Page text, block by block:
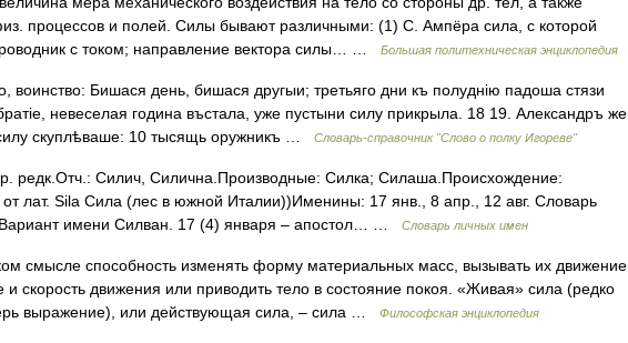
процессов и полей. Силы бывают различными: (1) С. Ампёра сила, с которой
с током; направление вектора силы… …
Большая политехническая энциклопедия
воинство: Бишася день, бишася другыи; третьяго дни къ полуднію падоша стязи
невеселая година въстала, уже пустыни силу прикрыла. 18 19. Александръ же
скуплѣваше: 10 тысящь оружникъ …
Словарь-справочник "Слово о полку Игореве"
редк.Отч.: Силич, Силична.Производные: Силка; Силаша.Происхождение:
лат. Sila Сила (лес в южной Италии))Именины: 17 янв., 8 апр., 12 авг. Словарь
имени Силван. 17 (4) января – апостол… …
Словарь личных имен
смысле способность изменять форму материальных масс, вызывать их движение,
и скорость движения или приводить тело в состояние покоя. «Живая» сила (редко
выражение), или действующая сила, – сила …
Философская энциклопедия